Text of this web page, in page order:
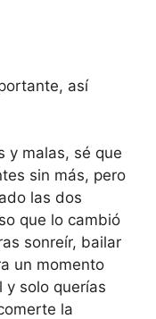
así
y malas, sé que
sin más, pero
las dos
que lo cambió
sonreír, bailar
un momento
y solo querías
la